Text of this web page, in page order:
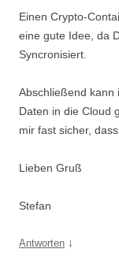
Einen Crypto-
eine gute Idee, da
Syncronisiert.
Abschließend kann
Daten in die Cloud
mir fast sicher,
Lieben Gruß
Stefan
Antworten ↓